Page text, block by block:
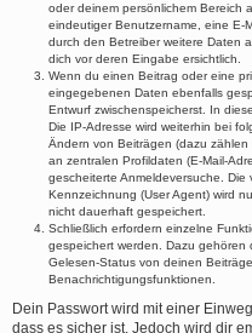
oder deinem persönlichem Bereich
eindeutiger Benutzername, eine E-
durch den Betreiber weitere Daten
dich vor deren Eingabe ersichtlich.
Wenn du einen Beitrag oder eine
eingegebenen Daten ebenfalls
Entwurf zwischenspeicherst. In
Die IP-Adresse wird weiterhin bei
Ändern von Beiträgen (dazu
an zentralen Profildaten (E-Mail-
gescheiterte Anmeldeversuche. Die
Kennzeichnung (User Agent) wird
nicht dauerhaft gespeichert.
Schließlich erfordern einzelne
gespeichert werden. Dazu gehören
Gelesen-Status von deinen
Benachrichtigungsfunktionen.
Dein Passwort wird mit einer
dass es sicher ist. Jedoch wird dir